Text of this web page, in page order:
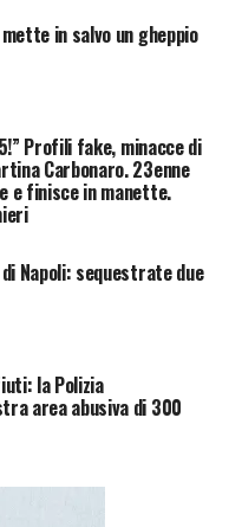
in salvo un gheppio
Profili fake, minacce di
Carbonaro. 23enne
e finisce in manette.
Napoli: sequestrate due
la Polizia
area abusiva di 300